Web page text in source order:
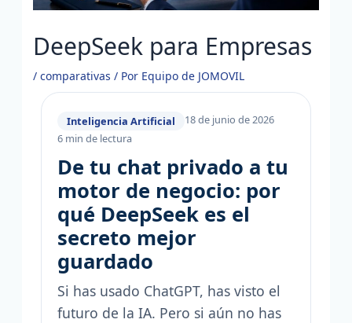
DeepSeek para Empresas
/ comparativas / Por Equipo de JOMOVIL
Inteligencia Artificial
18 de junio de 2026
6 min de lectura
De tu chat privado a tu
motor de negocio: por
qué DeepSeek es el
secreto mejor
guardado
Si has usado ChatGPT, has visto el
futuro de la IA. Pero si aún no has